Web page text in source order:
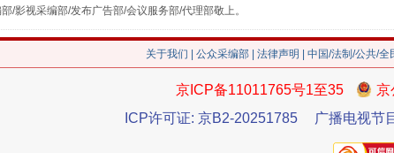
珠宝鉴定
/影视采编部/发布广告部/会议服务部/代理部敬上。
关于我们 公众采编部 法律声明 | 中国/法制/公共/
京ICP备11011765号1至35
京
ICP许可证: 京B2-20251785
广播电视节